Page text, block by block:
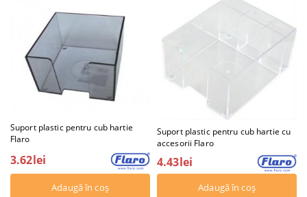
Suport plastic pentru cub hartie
Flaro
3.62lei
Suport plastic pentru cub hartie cu
accesorii Flaro
4.43lei